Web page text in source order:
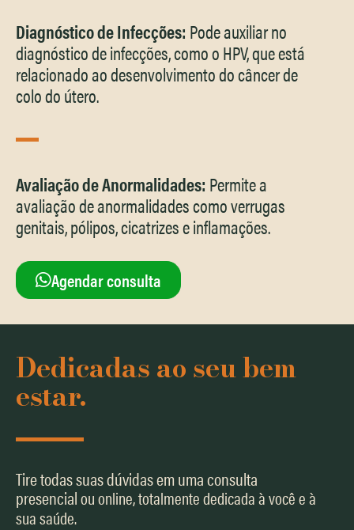
Diagnóstico de Infecções: Pode auxiliar no
diagnóstico de infecções, como o HPV, que está
relacionado ao desenvolvimento do câncer de
colo do útero.
Avaliação de Anormalidades: Permite a
avaliação de anormalidades como verrugas
genitais, pólipos, cicatrizes e inflamações.
Agendar consulta
Dedicadas ao seu bem
estar.
Tire todas suas dúvidas em uma consulta
presencialou online, totalmente dedicada à você e à
sua saúde.